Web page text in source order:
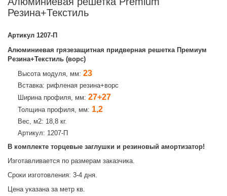
Резина+Текстиль
Артикул 1207-П
Алюминиевая грязезащитная придверная решетка Премиум
Резина+Текстиль (ворс)
Высота модуля, мм: 23
Вставка: рифленая резина+ворс
Ширина профиля, мм: 27+27
Толщина профиля, мм: 1,2
Вес, м2: 18,8 кг.
Артикул: 1207-П
В комплекте торцевые заглушки и резиновый амортизатор!
Изготавливается по размерам заказчика.
Сроки изготовления: 3-4 дня.
Цена указана за метр кв.